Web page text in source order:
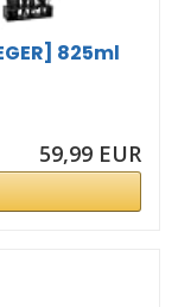
825ml
59,99 EUR